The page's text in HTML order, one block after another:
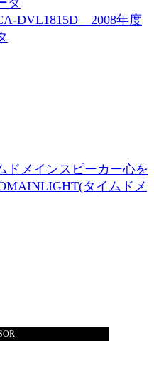
DVL1815D 2008年度
ドメインスピーカー心を
タイムドメ